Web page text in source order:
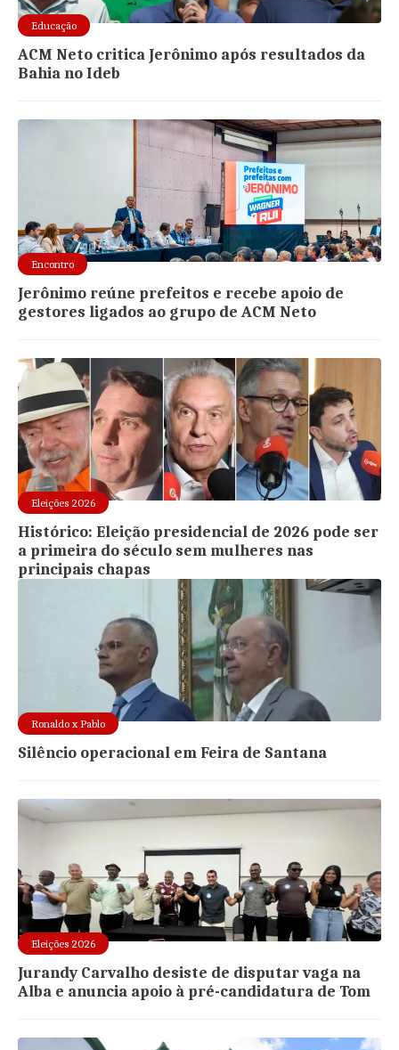
Educação
ACM Neto critica Jerônimo após resultados da
Bahia no Ideb
Encontro
Jerônimo reúne prefeitos e recebe apoio de
gestores ligados ao grupo de ACM Neto
Eleições 2026
Histórico: Eleição presidencial de 2026 pode ser
a primeira do século sem mulheres nas
principais chapas
Ronaldo x Pablo
Silêncio operacional em Feira de Santana
Eleições 2026
Jurandy Carvalho desiste de disputar vaga na
Alba e anuncia apoio à pré-candidatura de Tom